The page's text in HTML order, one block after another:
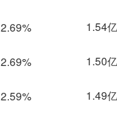
2.69% 1.54亿
2.69% 1.50亿
2.59% 1.49亿